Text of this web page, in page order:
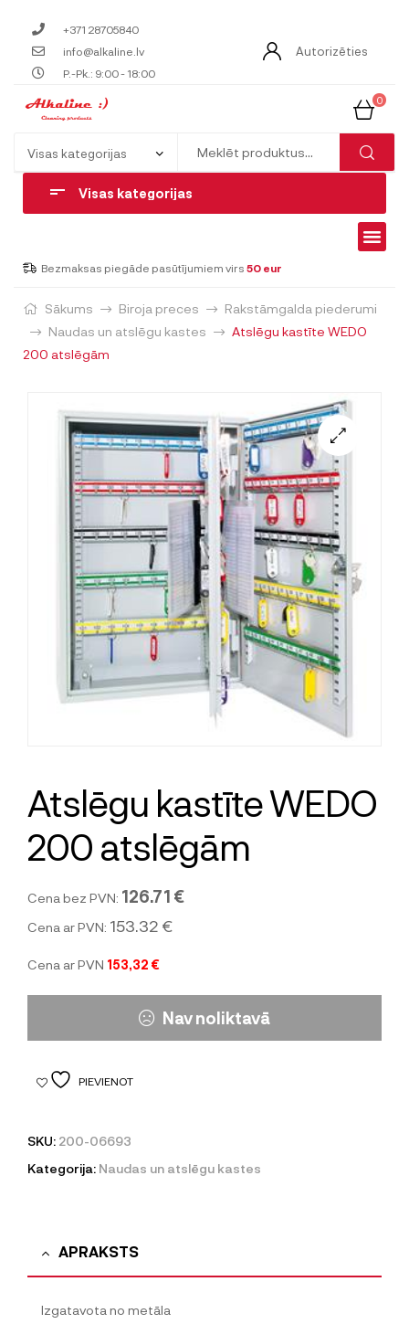
+371 28705840
info@alkaline.lv
P.-Pk.: 9:00 - 18:00
Autorizēties
0
Visas kategorijas
Bezmaksas piegāde pasūtījumiem virs 50 eur
Sākums Biroja preces
Rakstāmgalda piederumi
Naudas un atslēgu kastes
Atslēgu kastīte WEDO
200 atslēgām
Atslēgu kastīte WEDO
200 atslēgām
Cena bez PVN: 126.71 €
Cena ar PVN: 153.32 €
Cena ar PVN 153,32 €
Nav noliktavā
PIEVIENOT
SKU: 200-06693
Kategorija: Naudas un atslēgu kastes
APRAKSTS
Izgatavota no metāla